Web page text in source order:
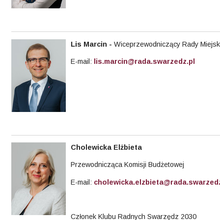
Lis Marcin - Wiceprzewodniczący Rady
E-mail: lis.marcin@rada.swarzedz.pl
Cholewicka Elżbieta
Przewodnicząca Komisji Budżetowej
E-mail:
Członek Klubu Radnych Swarzędz 2030